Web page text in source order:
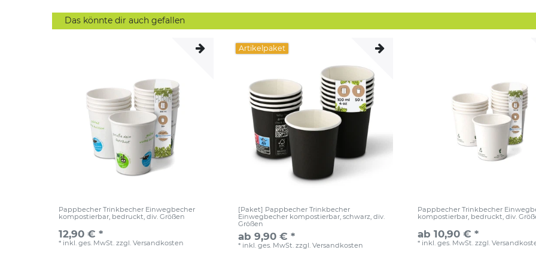
Das könnte dir auch gefallen
Pappbecher Trinkbecher Einwegbecher
kompostierbar, bedruckt, div. Größen
12,90 € *
* inkl. ges. MwSt. zzgl.Versandkosten
Artikelpaket
[Paket] Pappbecher Trinkbecher
Einwegbecher kompostierbar, schwarz, div.
Größen
ab 9,90 € *
* inkl. ges. MwSt. zzgl.Versandkosten
Pappbecher Trinkbecher
kompostierbar, bedruckt, div.
ab 10,90 € *
* inkl. ges. MwSt. zzgl.